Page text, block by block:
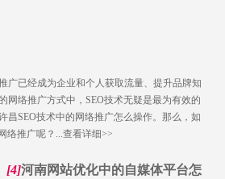
广已经成为企业和个人获取流量、提升品牌知
网络推广方式中，SEO技术无疑是最为有效的
昌SEO技术中的网络推广​怎么操作。那么，如
络推广呢？...查看详细>>
[4]河南网站优化中的自媒体平台怎